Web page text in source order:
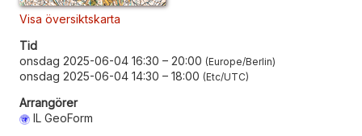
Visa översiktskarta
Tid
onsdag 2025-06-04 16:30 – 20:00 Europe/Berlin
onsdag 2025-06-04 14:30 – 18:00 Etc/UTC
Arrangörer
IL GeoForm